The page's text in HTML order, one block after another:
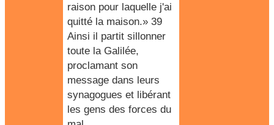
raison pour laquelle j'ai
quitté la maison.» 39
Ainsi il partit sillonner
toute la Galilée,
proclamant son
message dans leurs
synagogues et libérant
les gens des forces du